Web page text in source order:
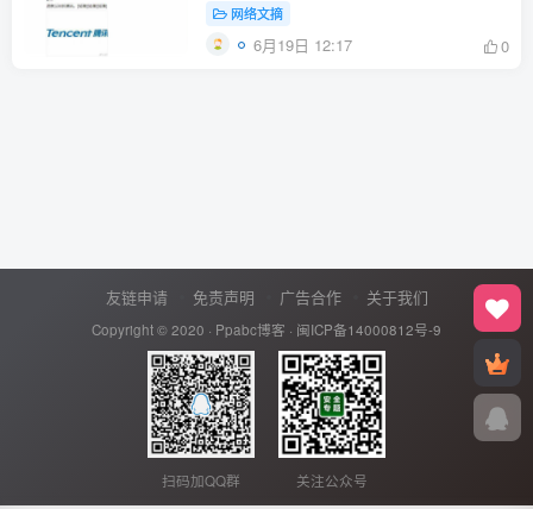
网络文摘
6月19日 12:17 0
友链申请 免责声明 广告合作 关于我们
Copyright © 2020 · Ppabc博客 · 闽ICP备14000812号-9
扫码加QQ群 关注公众号